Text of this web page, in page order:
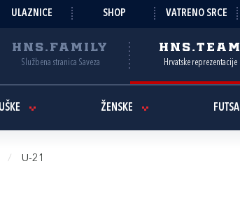
ULAZNICE SHOP VATRENO SRCE
HNS.FAMILY
Službena stranica Saveza
HNS.TEAM
Hrvatske reprezentacije
ŽENSKE
/ U-21